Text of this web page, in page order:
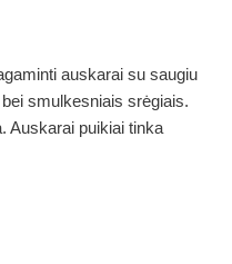
auskarai su saugiu
smulkesniais srėgiais.
Auskarai puikiai tinka